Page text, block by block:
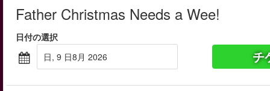
Father Christmas Needs a Wee!
日付の選択
日, 9 日8月 2026
チ